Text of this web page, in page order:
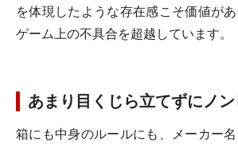
を体現したような存在感こそ価値が
ゲーム上の不具合を超越しています。
あまり目くじら立てずにノン
箱にも中身のルールにも、メーカー